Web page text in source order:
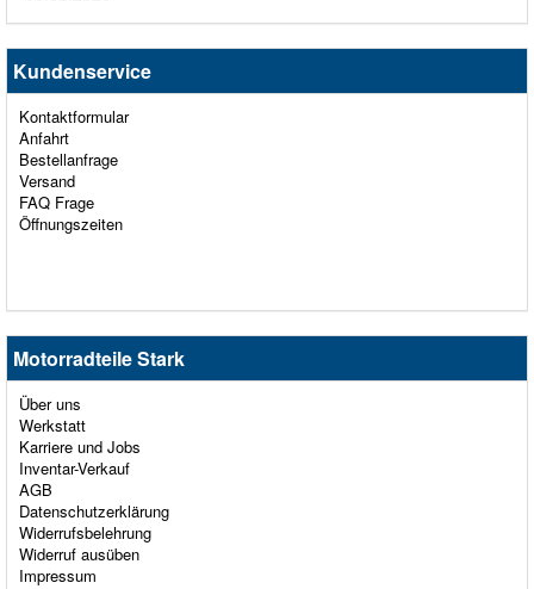
Kundenservice
Kontaktformular
Anfahrt
Bestellanfrage
Versand
FAQ Frage
Öffnungszeiten
Motorradteile Stark
Über uns
Werkstatt
Karriere und Jobs
Inventar-Verkauf
AGB
Datenschutzerklärung
Widerrufsbelehrung
Widerruf ausüben
Impressum